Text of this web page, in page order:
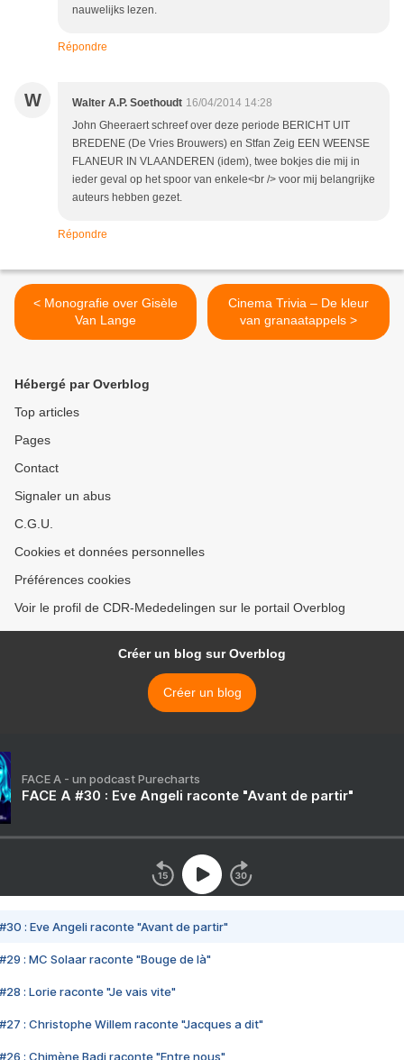
nauwelijks lezen.
Répondre
W Walter A.P. Soethoudt 16/04/2014 14:28
John Gheeraert schreef over deze periode BERICHT UIT
BREDENE (De Vries Brouwers) en Stfan Zeig EEN WEENSE
FLANEUR IN VLAANDEREN (idem), twee bokjes die mij in
ieder geval op het spoor van enkele<br /> voor mij belangrijke
auteurs hebben gezet.
Répondre
< Monografie over Gisèle
Van Lange
Cinema Trivia – De kleur
van granaatappels >
Hébergé par Overblog
Top articles
Pages
Contact
Signaler un abus
C.G.U.
Cookies et données personnelles
Préférences cookies
Voir le profil de CDR-Mededelingen sur le portail Overblog
Créer un blog sur Overblog
Créer un blog
FACE A - un podcast Purecharts
FACE A #30 : Eve Angeli raconte "Avant de partir"
#30 : Eve Angeli raconte "Avant de partir"
#29 : MC Solaar raconte "Bouge de là"
#28 : Lorie raconte "Je vais vite"
#27 : Christophe Willem raconte "Jacques a dit"
#26 : Chimène Badi raconte "Entre nous"